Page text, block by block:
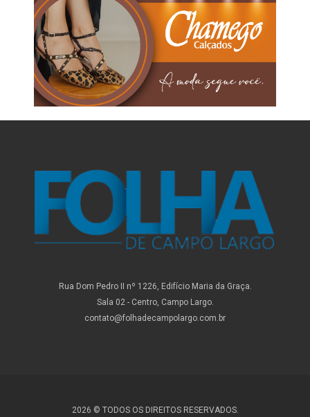
Rua Dom Pedro II nº 1226, Edifício Maria da Graça.
Sala 02 - Centro, Campo Largo.
contato@folhadecampolargo.com.br
2026 © TODOS OS DIREITOS RESERVADOS.